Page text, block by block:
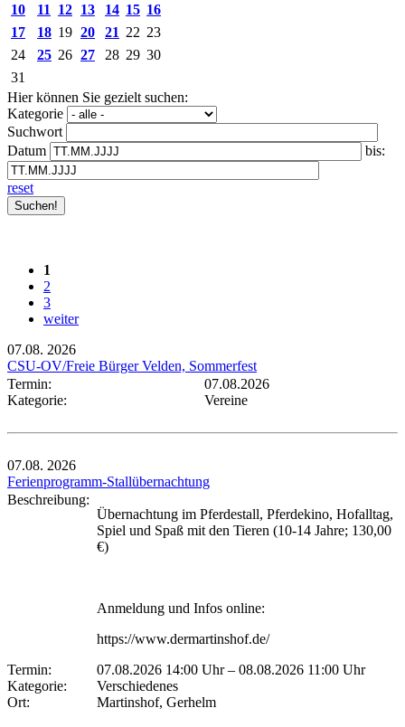
10
11 12 13 14 15 16
17
18 19 20 21 22 23
24
25 26 27 28 29 30
31
Hier können Sie gezielt suchen:
Kategorie
Suchwort
Datum
bis:
reset
1
2
3
weiter
07.08. 2026
CSU-OV/Freie Bürger Velden, Sommerfest
Termin:
07.08.2026
Kategorie:
Vereine
07.08. 2026
Ferienprogramm-Stallübernachtung
Beschreibung:
Übernachtung im Pferdestall, Pferdekino, Hofalltag,
Spiel und Spaß mit den Tieren (10-14 Jahre; 130,00
€)
Anmeldung und Infos online:
https://www.dermartinshof.de/
Termin:
07.08.2026 14:00 Uhr– 08.08.2026 11:00 Uhr
Kategorie:
Verschiedenes
Ort:
Martinshof, Gerhelm